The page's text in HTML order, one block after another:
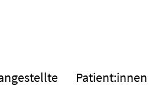
Patient:innen